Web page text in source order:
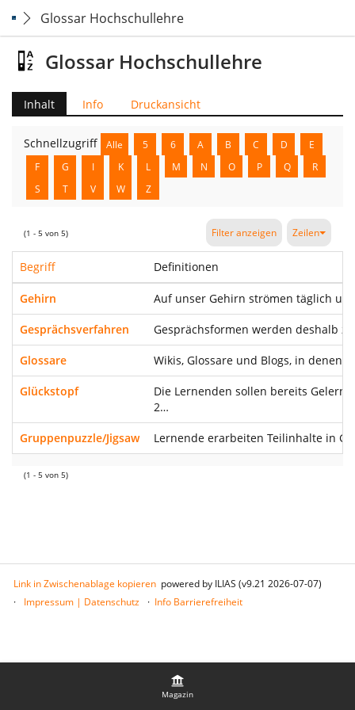
Glossar Hochschullehre
Magazin
Glossar Hochschullehre
Inhalt Info Druckansicht
Schnellzugriff Alle 5 6 A B C D
E
F
G I K L M N O P Q
R
S
T V W Z
(1 - 5 von 5) Filter anzeigen Zeilen
Begriff Definitionen
Gehirn Auf unser Gehirn strömen täglich
Gesprächsverfahren Gesprächsformen werden deshalb
Glossare Wikis, Glossare und Blogs, in denen
Glückstopf
Die Lernenden sollen bereits
2…
Gruppenpuzzle/Jigsaw Lernende erarbeiten Teilinhalte in
(1 - 5 von 5)
Link in Zwischenablage kopieren powered by ILIAS (v9.21 2026-07-07)
Impressum | Datenschutz
Info Barrierefreiheit